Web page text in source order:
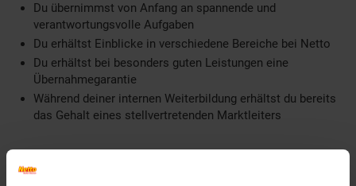
Du übernimmst von Anfang an spannende und
verantwortungsvolle Aufgaben
Du erhältst Einblicke in verschiedene Bereiche bei Netto
Du erhältst bei besonders guten Leistungen eine
Übernahmegarantie
Während deiner internen Weiterbildung erhältst du bereits
das Gehalt eines stellvertretenden Marktleiters